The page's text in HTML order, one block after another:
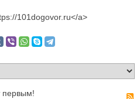
101dogovor.ru</a>
первым!